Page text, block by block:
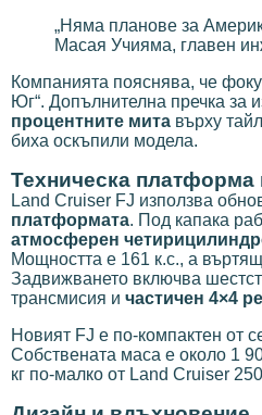
„Няма планове за
Масая Учияма, главен
Компанията пояснява, че
Юг“. Допълнителна пречка за
процентните мита върху
биха оскъпили модела.
Техническа платформа
Land Cruiser FJ използва
платформата. Под капака
атмосферен
Мощността е 161 к.с., а
Задвижването включва
трансмисия и частичен 4×4
Новият FJ е по-компактен от
Собствената маса е около 1
кг по-малко от Land Cruiser